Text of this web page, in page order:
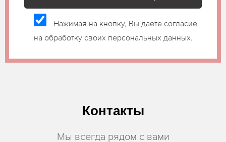
Нажимая на кнопку, Вы даете согласие
на обработку своих персональных данных.
Контакты
Мы всегда рядом с вами